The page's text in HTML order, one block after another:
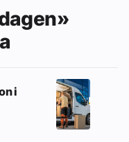
i